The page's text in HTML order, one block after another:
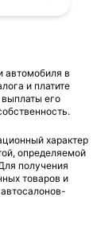
автомобиля в
и платите
его
характер
определяемой
получения
товаров и